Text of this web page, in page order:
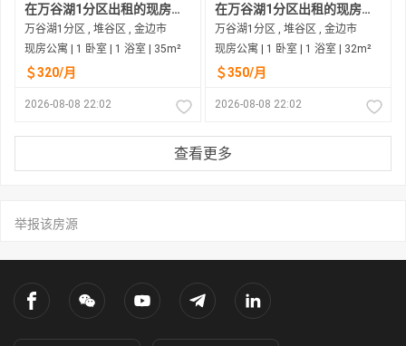
在万谷湖1分区出租的现房公寓
万谷湖1分区 , 堆谷区 , 金边市
现房公寓 | 1 卧室 | 1 浴室 | 35m²
＄320/月
2026-08-08 22:02
在万谷湖1分区出租的现房公寓
万谷湖1分区 , 堆谷区 , 金边市
现房公寓 | 1 卧室 | 1 浴室 | 32m²
＄350/月
2026-08-08 22:02
查看更多
举报该房源